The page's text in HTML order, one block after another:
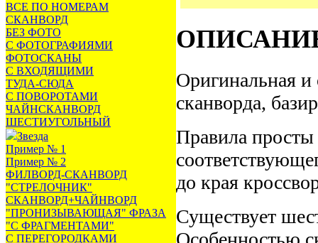
ВСЕ ПО НОМЕРАМ
СКАНВОРД
БЕЗ ФОТО
С ФОТОГРАФИЯМИ
ФОТОСКАНЫ
С ВХОДЯЩИМИ
ТУДА-СЮДА
С ПОВОРОТАМИ
ЧАЙНСКАНВОРД
ШЕСТИУГОЛЬНЫЙ
Звезда
Пример № 1
Пример № 2
ФИЛВОРД-СКАНВОРД
"СТРЕЛОЧНИК"
СКАНВОРД+ЧАЙНВОРД
"ПРОНИЗЫВАЮЩАЯ" ФРАЗА
"С ФРАГМЕНТАМИ"
С ПЕРЕГОРОДКАМИ
Оригинальная и
сканворда,
Правила
до края
Существует